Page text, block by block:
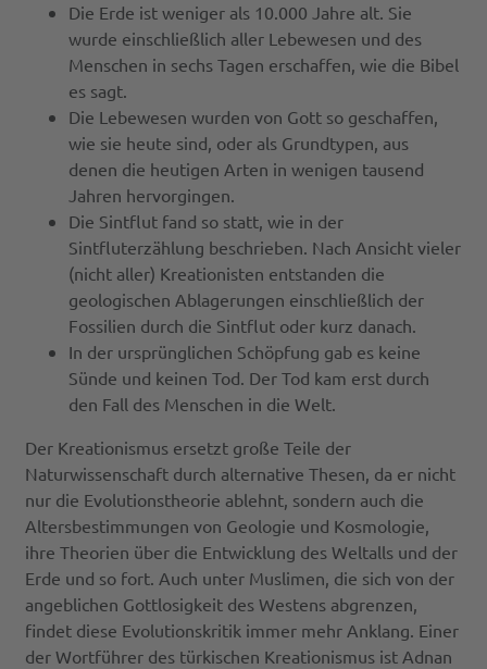
Die Erde ist weniger als 10.000 Jahre alt. Sie
wurde einschließlich aller Lebewesen und des
Menschen in sechs Tagen erschaffen, wie die Bibel
es sagt.
Die Lebewesen wurden von Gott so geschaffen,
wie sie heute sind, oder als Grundtypen, aus
denen die heutigen Arten in wenigen tausend
Jahren hervorgingen.
Die Sintflut fand so statt, wie in der
Sintfluterzählung beschrieben. Nach Ansicht vieler
(nicht aller) Kreationisten entstanden die
geologischen Ablagerungen einschließlich der
Fossilien durch die Sintflut oder kurz danach.
In der ursprünglichen Schöpfung gab es keine
Sünde und keinen Tod. Der Tod kam erst durch
den Fall des Menschen in die Welt.
Der Kreationismus ersetzt große Teile der
Naturwissenschaft durch alternative Thesen, da er nicht
nur die Evolutionstheorie ablehnt, sondern auch die
Altersbestimmungen von Geologie und Kosmologie,
ihre Theorien über die Entwicklung des Weltalls und der
Erde und so fort. Auch unter Muslimen, die sich von der
angeblichen Gottlosigkeit des Westens abgrenzen,
findet diese Evolutionskritik immer mehr Anklang. Einer
der Wortführer des türkischen Kreationismus ist Adnan